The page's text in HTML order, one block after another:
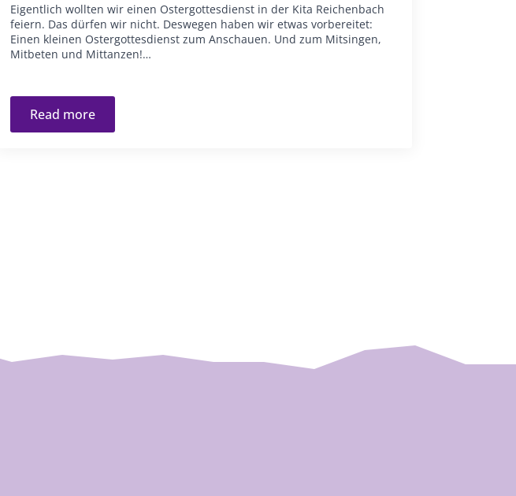
Eigentlich wollten wir einen Ostergottesdienst in der Kita Reichenbach
feiern. Das dürfen wir nicht. Deswegen haben wir etwas vorbereitet:
Einen kleinen Ostergottesdienst zum Anschauen. Und zum Mitsingen,
Mitbeten und Mittanzen!…
Read more